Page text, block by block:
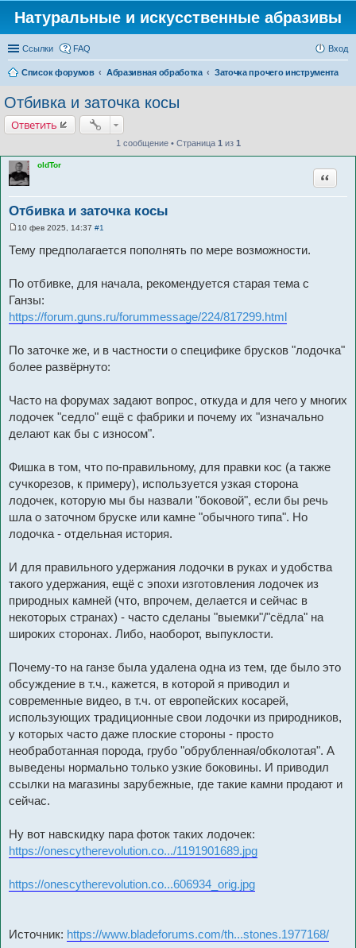
Натуральные и искусственные абразивы
Ссылки FAQ Вход
Список форумов Абразивная обработка Заточка прочего инструмента
Отбивка и заточка косы
Ответить
1 сообщение • Страница 1 из 1
oldTor
Отбивка и заточка косы
Цитата
о
е
и
10 фев 2025, 14:37 #1
Тему предполагается пополнять по мере возможности.
По отбивке, для начала, рекомендуется старая тема с
Ганзы:
https://forum.guns.ru/forummessage/224/817299.html
По заточке же, и в частности о специфике брусков "лодочка"
более развёрнуто:
Часто на форумах задают вопрос, откуда и для чего у многих
лодочек "седло" ещё с фабрики и почему их "изначально
делают как бы с износом".
Фишка в том, что по-правильному, для правки кос (а также
сучкорезов, к примеру), используется узкая сторона
лодочек, которую мы бы назвали "боковой", если бы речь
шла о заточном бруске или камне "обычного типа". Но
лодочка - отдельная история.
И для правильного удержания лодочки в руках и удобства
такого удержания, ещё с эпохи изготовления лодочек из
природных камней (что, впрочем, делается и сейчас в
некоторых странах) - часто сделаны "выемки"/"сёдла" на
широких сторонах. Либо, наоборот, выпуклости.
Почему-то на ганзе была удалена одна из тем, где было это
обсуждение в т.ч., кажется, в которой я приводил и
современные видео, в т.ч. от европейских косарей,
использующих традиционные свои лодочки из природников,
у которых часто даже плоские стороны - просто
необработанная порода, грубо "обрубленная/обколотая". А
выведены нормально только узкие боковины. И приводил
ссылки на магазины зарубежные, где такие камни продают и
сейчас.
Ну вот навскидку пара фоток таких лодочек:
https://onescytherevolution.co.../1191901689.jpg
https://onescytherevolution.co...606934_orig.jpg
Источник: https://www.bladeforums.com/th...stones.1977168/